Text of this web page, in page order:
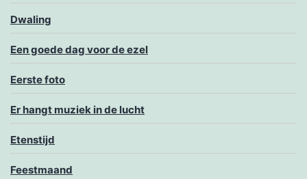
Dwaling
Een goede dag voor de ezel
Eerste foto
Er hangt muziek in de lucht
Etenstijd
Feestmaand